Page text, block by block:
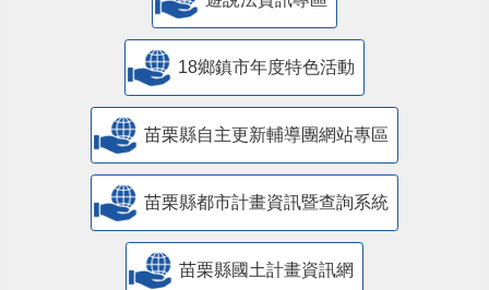
18鄉鎮市年度特色活動
苗栗縣自主更新輔導團網站專區
苗栗縣都市計畫資訊暨查詢系統
苗栗縣國土計畫資訊網